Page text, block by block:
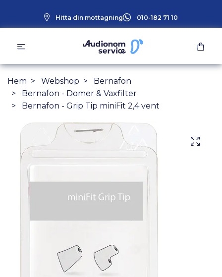
Hitta din mottagning 010-182 71 10
Hem Webshop
Bernafon
Bernafon - Domer & Vaxfilter
Bernafon - Grip Tip miniFit 2,4 vent